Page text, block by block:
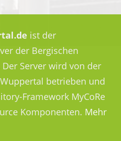
ist der
der Bergischen
Server wird von der
betrieben und
Framework MyCoRe
Komponenten. Mehr